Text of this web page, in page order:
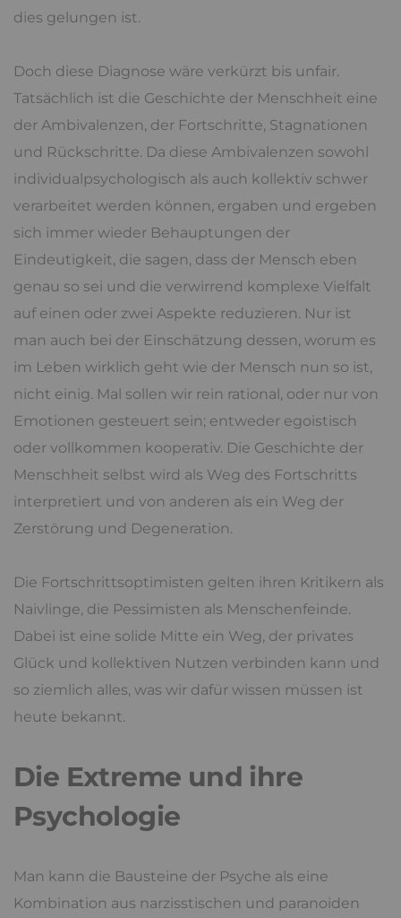
dies gelungen ist.
Doch diese Diagnose wäre verkürzt bis unfair.
Tatsächlich ist die Geschichte der Menschheit eine
der Ambivalenzen, der Fortschritte, Stagnationen
und Rückschritte. Da diese Ambivalenzen sowohl
individualpsychologisch als auch kollektiv schwer
verarbeitet werden können, ergaben und ergeben
sich immer wieder Behauptungen der
Eindeutigkeit, die sagen, dass der Mensch eben
genau so sei und die verwirrend komplexe Vielfalt
auf einen oder zwei Aspekte reduzieren. Nur ist
man auch bei der Einschätzung dessen, worum es
im Leben wirklich geht wie der Mensch nun so ist,
nicht einig. Mal sollen wir rein rational, oder nur von
Emotionen gesteuert sein; entweder egoistisch
oder vollkommen kooperativ. Die Geschichte der
Menschheit selbst wird als Weg des Fortschritts
interpretiert und von anderen als ein Weg der
Zerstörung und Degeneration.
Die Fortschrittsoptimisten gelten ihren Kritikern als
Naivlinge, die Pessimisten als Menschenfeinde.
Dabei ist eine solide Mitte ein Weg, der privates
Glück und kollektiven Nutzen verbinden kann und
so ziemlich alles, was wir dafür wissen müssen ist
heute bekannt.
Die Extreme und ihre
Psychologie
Man kann die Bausteine der Psyche als eine
Kombination aus narzisstischen und paranoiden